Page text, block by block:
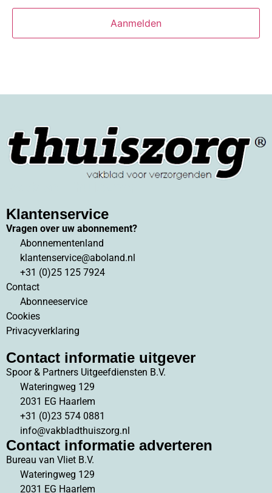
Klantenservice
Vragen over uw abonnement?
Abonnementenland
klantenservice@aboland.nl
+31 (0)25 125 7924
Contact
Abonneeservice
Cookies
Privacyverklaring
Contact informatie uitgever
Spoor & Partners Uitgeefdiensten B.V.
Wateringweg 129
2031 EG Haarlem
+31 (0)23 574 0881
info@vakbladthuiszorg.nl
Contact informatie adverteren
Bureau van Vliet B.V.
Wateringweg 129
2031 EG Haarlem